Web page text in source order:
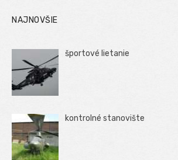
NAJNOVŠIE
športové lietanie
kontrolné stanovište